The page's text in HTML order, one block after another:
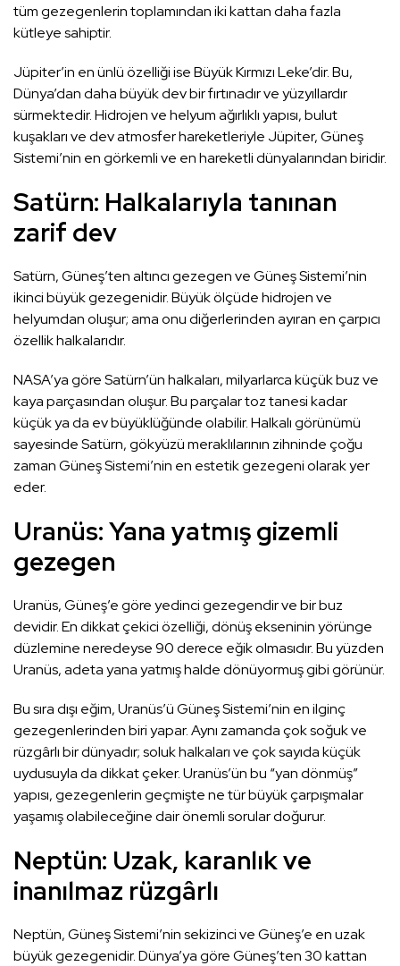
tüm gezegenlerin toplamından iki kattan daha fazla
kütleye sahiptir.
Jüpiter’in en ünlü özelliği ise Büyük Kırmızı Leke’dir. Bu,
Dünya’dan daha büyük dev bir fırtınadır ve yüzyıllardır
sürmektedir. Hidrojen ve helyum ağırlıklı yapısı, bulut
kuşakları ve dev atmosfer hareketleriyle Jüpiter, Güneş
Sistemi’nin en görkemli ve en hareketli dünyalarından biridir.
Satürn: Halkalarıyla tanınan
zarif dev
Satürn, Güneş’ten altıncı gezegen ve Güneş Sistemi’nin
ikinci büyük gezegenidir. Büyük ölçüde hidrojen ve
helyumdan oluşur; ama onu diğerlerinden ayıran en çarpıcı
özellik halkalarıdır.
NASA’ya göre Satürn’ün halkaları, milyarlarca küçük buz ve
kaya parçasından oluşur. Bu parçalar toz tanesi kadar
küçük ya da ev büyüklüğünde olabilir. Halkalı görünümü
sayesinde Satürn, gökyüzü meraklılarının zihninde çoğu
zaman Güneş Sistemi’nin en estetik gezegeni olarak yer
eder.
Uranüs: Yana yatmış gizemli
gezegen
Uranüs, Güneş’e göre yedinci gezegendir ve bir buz
devidir. En dikkat çekici özelliği, dönüş ekseninin yörünge
düzlemine neredeyse 90 derece eğik olmasıdır. Bu yüzden
Uranüs, adeta yana yatmış halde dönüyormuş gibi görünür.
Bu sıra dışı eğim, Uranüs’ü Güneş Sistemi’nin en ilginç
gezegenlerinden biri yapar. Aynı zamanda çok soğuk ve
rüzgârlı bir dünyadır; soluk halkaları ve çok sayıda küçük
uydusuyla da dikkat çeker. Uranüs’ün bu “yan dönmüş”
yapısı, gezegenlerin geçmişte ne tür büyük çarpışmalar
yaşamış olabileceğine dair önemli sorular doğurur.
Neptün: Uzak, karanlık ve
inanılmaz rüzgârlı
Neptün, Güneş Sistemi’nin sekizinci ve Güneş’e en uzak
büyük gezegenidir. Dünya’ya göre Güneş’ten 30 kattan